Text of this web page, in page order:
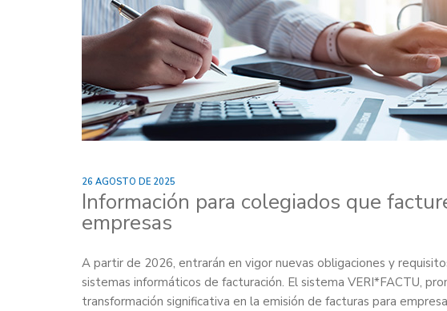
26 AGOSTO DE 2025
Información para colegiados que
empresas
A partir de 2026, entrarán en vigor nuevas obligaciones y
sistemas informáticos de facturación. El sistema VERI*FACTU,
transformación significativa en la emisión de facturas para